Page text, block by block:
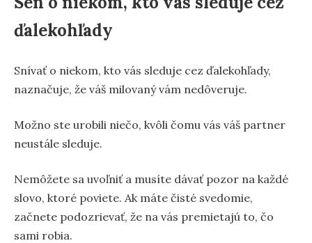
ďalekohľady
Snívať o niekom, kto vás sleduje cez ďalekohľady,
naznačuje, že váš milovaný vám nedôveruje.
Možno ste urobili niečo, kvôli čomu vás váš partner
neustále sleduje.
Nemôžete sa uvoľniť a musíte dávať pozor na každé
slovo, ktoré poviete. Ak máte čisté svedomie,
začnete podozrievať, že na vás premietajú to, čo
sami robia.